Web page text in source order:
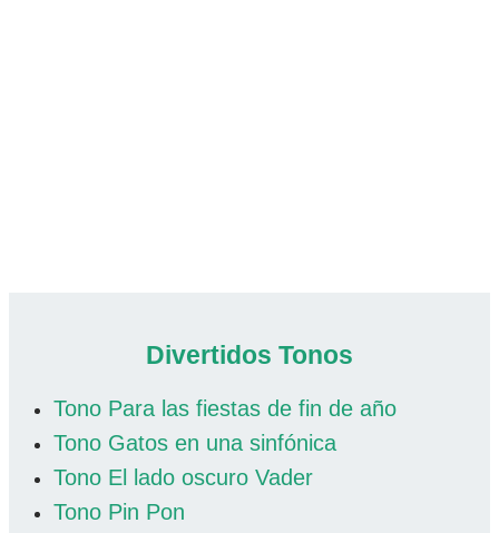
Divertidos Tonos
Tono Para las fiestas de fin de año
Tono Gatos en una sinfónica
Tono El lado oscuro Vader
Tono Pin Pon